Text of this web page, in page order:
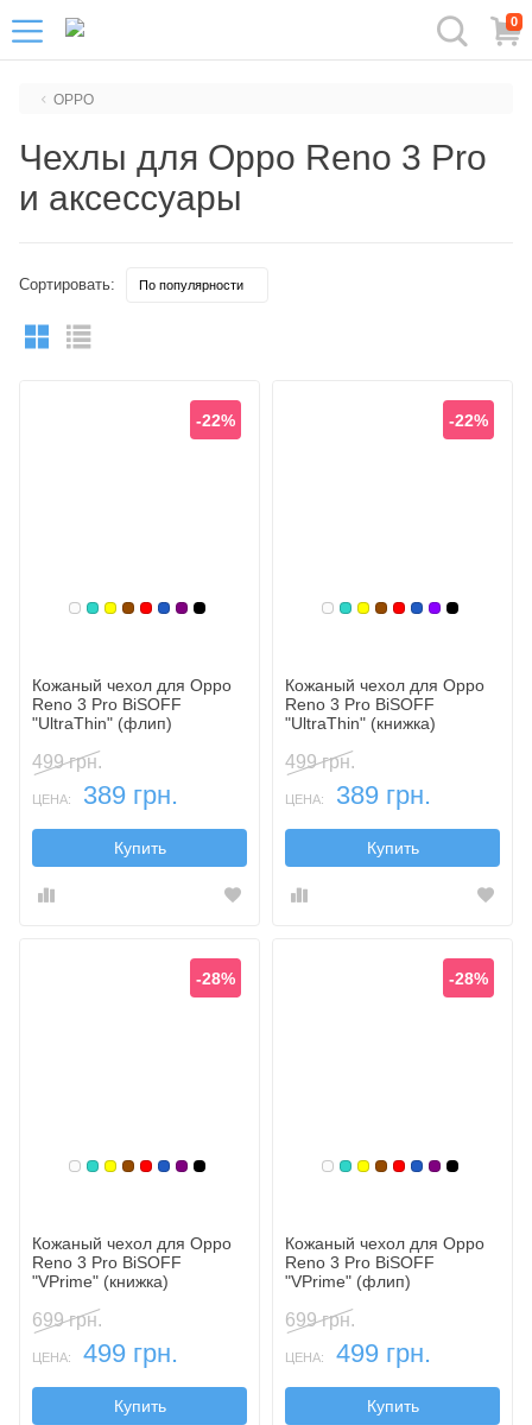
0
OPPO
Чехлы для Oppo Reno 3 Pro
и аксессуары
Сортировать:
Белый
Бирюзовый
Желтый
Коричневый
Красный
Синий, темный
Фиолетовый, темный
Черный
-22%
Кожаный чехол для Oppo
Reno 3 Pro BiSOFF
"UltraThin" (флип)
499 грн.
ЦЕНА: 389 грн.
Купить
Белый
Бирюзовый
Желтый
Коричневый
Красный
Синий,Черный
-22%
Кожаный чехол для Oppo
Reno 3 Pro BiSOFF
"UltraThin" (книжка)
499 грн.
ЦЕНА: 389 грн.
Купить
Белый
Бирюзовый
Желтый
Коричневый
Красный
Синий, темный
Фиолетовый, темный
Черный
-28%
Кожаный чехол для Oppo
Reno 3 Pro BiSOFF
"VPrime" (книжка)
699 грн.
ЦЕНА: 499 грн.
Купить
Белый
Бирюзовый
Желтый
Коричневый
Красный
Синий,Черный
-28%
Кожаный чехол для Oppo
Reno 3 Pro BiSOFF
"VPrime" (флип)
699 грн.
ЦЕНА: 499 грн.
Купить